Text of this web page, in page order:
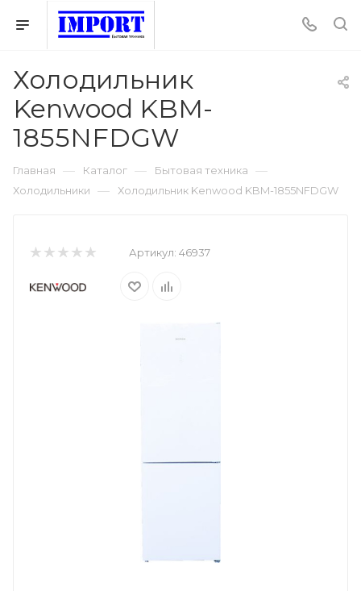
Холодильник
Kenwood KBM-
1855NFDGW
Главная — Каталог — Бытовая техника —
Холодильники — Холодильник Kenwood KBM-1855NFDGW
Артикул: 46937